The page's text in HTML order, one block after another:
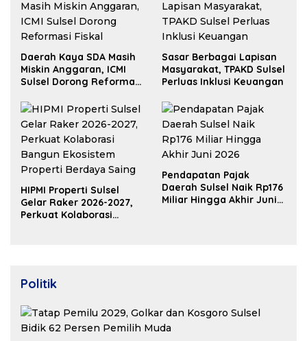
Daerah Kaya SDA Masih
Miskin Anggaran, ICMI
Sulsel Dorong Reformasi
Sasar Berbagai Lapisan
Masyarakat, TPAKD Sulsel
Perluas Inklusi Keuangan
HIPMI Properti Sulsel
Gelar Raker 2026-2027,
Perkuat Kolaborasi
Pendapatan Pajak
Daerah Sulsel Naik Rp176
Miliar Hingga Akhir Juni
Politik